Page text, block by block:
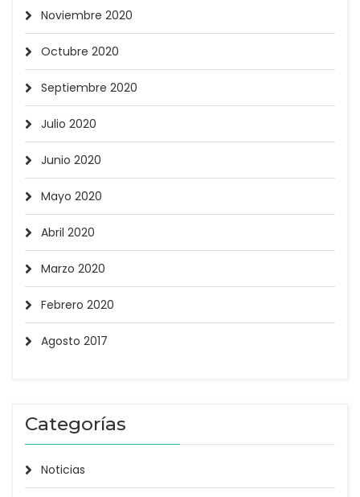
Noviembre 2020
Octubre 2020
Septiembre 2020
Julio 2020
Junio 2020
Mayo 2020
Abril 2020
Marzo 2020
Febrero 2020
Agosto 2017
Categorías
Noticias